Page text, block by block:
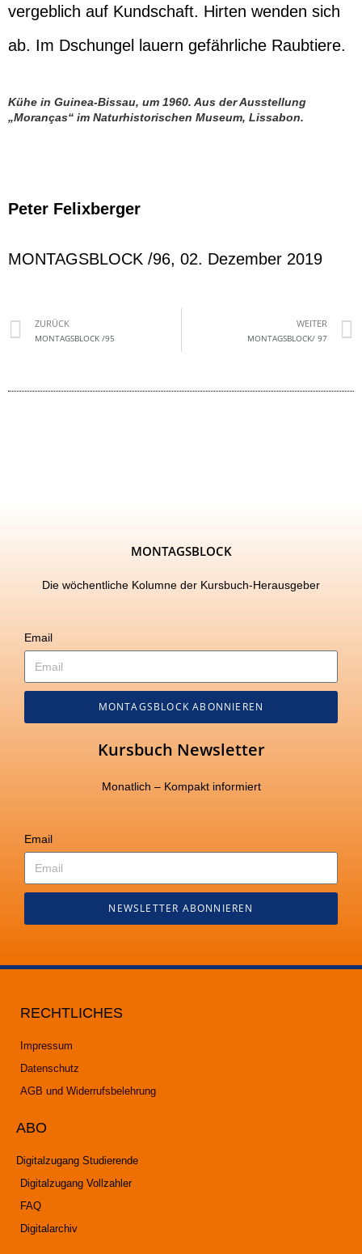
vergeblich auf Kundschaft. Hirten wenden sich
ab. Im Dschungel lauern gefährliche Raubtiere.
Kühe in Guinea-Bissau, um 1960. Aus der Ausstellung
„Moranças“ im Naturhistorischen Museum, Lissabon.
Peter Felixberger
MONTAGSBLOCK /96, 02. Dezember 2019
ZURÜCK
MONTAGSBLOCK /95
WEITER
MONTAGSBLOCK/ 97
MONTAGSBLOCK
Die wöchentliche Kolumne der Kursbuch-Herausgeber
Email
MONTAGSBLOCK ABONNIEREN
Kursbuch Newsletter
Monatlich – Kompakt informiert
Email
NEWSLETTER ABONNIEREN
RECHTLICHES
Impressum
Datenschutz
AGB und Widerrufsbelehrung
ABO
Digitalzugang Studierende
Digitalzugang Vollzahler
FAQ
Digitalarchiv